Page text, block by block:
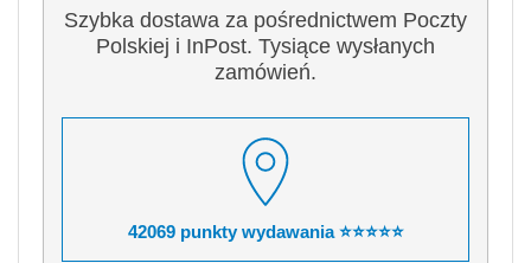
Szybka dostawa za pośrednictwem Poczty
Polskiej i InPost. Tysiące wysłanych
zamówień.
42069 punkty wydawania ⭐⭐⭐⭐⭐